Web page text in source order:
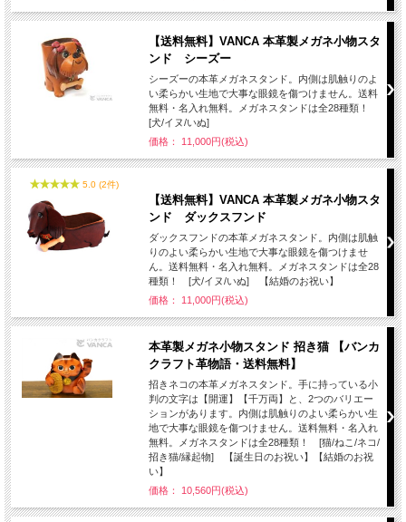
【送料無料】VANCA 本革製メガネ小物スタ
ンド シーズー
シーズーの本革メガネスタンド。内側は肌触りのよ
い柔らかい生地で大事な眼鏡を傷つけません。送料
無料・名入れ無料。メガネスタンドは全28種類！
[犬/イヌ/いぬ]
価格： 11,000円(税込)
5.0 (2件)
【送料無料】VANCA 本革製メガネ小物スタ
ンド ダックスフンド
ダックスフンドの本革メガネスタンド。内側は肌触
りのよい柔らかい生地で大事な眼鏡を傷つけませ
ん。送料無料・名入れ無料。メガネスタンドは全28
種類！ [犬/イヌ/いぬ] 【結婚のお祝い】
価格： 11,000円(税込)
本革製メガネ小物スタンド 招き猫 【バンカ
クラフト革物語・送料無料】
招きネコの本革メガネスタンド。手に持っている小
判の文字は【開運】【千万両】と、2つのバリエー
ションがあります。内側は肌触りのよい柔らかい生
地で大事な眼鏡を傷つけません。送料無料・名入れ
無料。メガネスタンドは全28種類！ [猫/ねこ/ネコ/
招き猫/縁起物] 【誕生日のお祝い】【結婚のお祝
い】
価格： 10,560円(税込)